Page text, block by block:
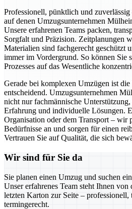
Professionell, pünktlich und zuverlässig
auf denen Umzugsunternehmen
Unsere erfahrenen Teams packen,
Sorgfalt und Präzision. Zeitplanungen
Materialien sind fachgerecht geschützt
immer im Vordergrund. So können Sie
Prozesses auf das Wesentliche
Gerade bei komplexen Umzügen ist
entscheidend. Umzugsunternehmen
nicht nur fachmännische
Erfahrung und individuelle Lösungen.
Organisation oder dem Transport – wir
Bedürfnisse an und sorgen für einen
Vertrauen Sie auf Qualität, die sich
Wir sind für Sie da
Sie planen einen Umzug und suchen
Unser erfahrenes Team steht Ihnen
letzten Karton zur Seite – professionell,
termingerecht.